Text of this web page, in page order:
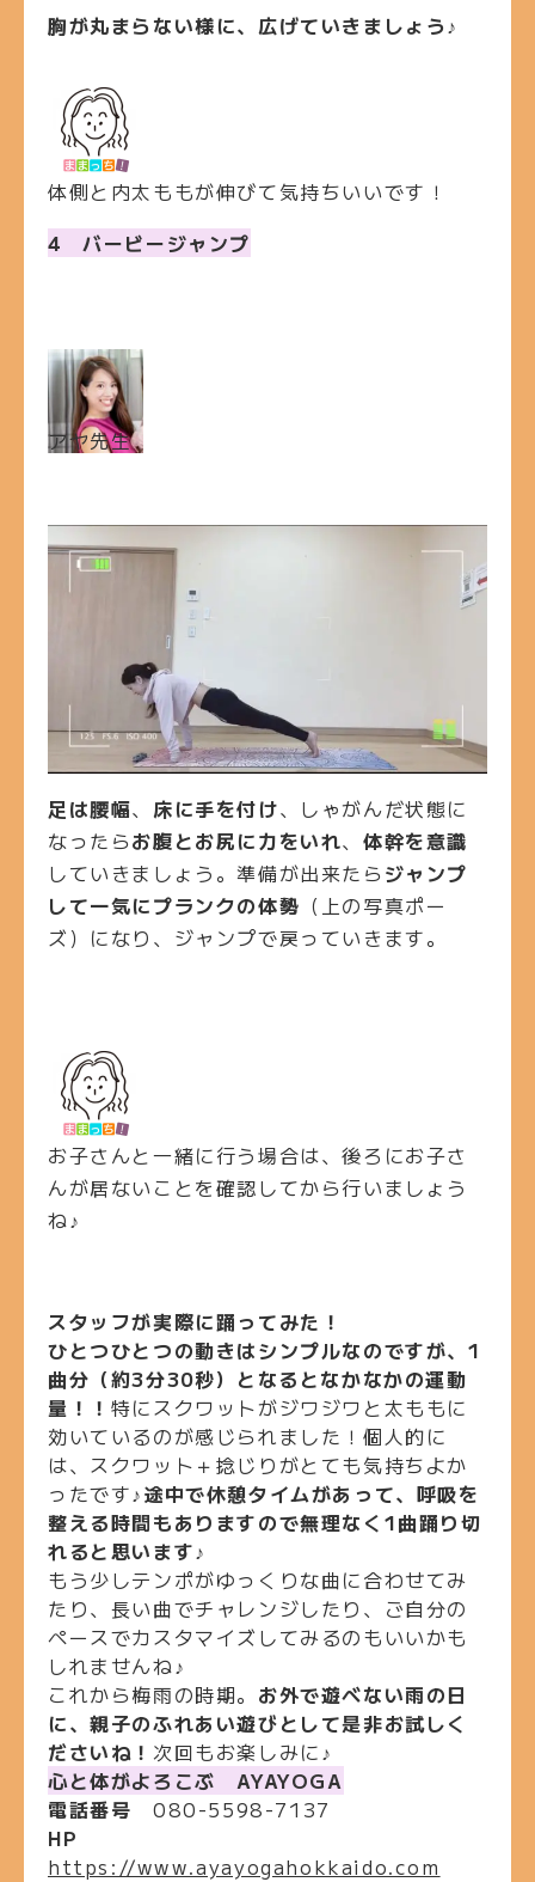
胸が丸まらない様に、広げていきましょう♪
体側と内太ももが伸びて気持ちいいです！
4 バービージャンプ
アヤ先生
足は腰幅、床に手を付け、しゃがんだ状態に
なったらお腹とお尻に力をいれ、体幹を意識
していきましょう。準備が出来たらジャンプ
して一気にプランクの体勢 （上の写真ポー
ズ）になり、ジャンプで戻っていきます。
お子さんと一緒に行う場合は、後ろにお子さ
んが居ないことを確認してから行いましょう
ね♪
スタッフが実際に踊ってみた！
ひとつひとつの動きはシンプルなのですが、1
曲分（約3分30秒）となるとなかなかの運動
量！！ 特にスクワットがジワジワと太ももに
効いているのが感じられました！個人的に
は、スクワット＋捻じりがとても気持ちよか
ったです♪途中で休憩タイムがあって、呼吸を
整える時間もありますので無理なく1曲踊り切
れると思います♪
もう少しテンポがゆっくりな曲に合わせてみ
たり、長い曲でチャレンジしたり、ご自分の
ペースでカスタマイズしてみるのもいいかも
しれませんね♪
これから梅雨の時期。 お外で遊べない雨の日
に、親子のふれあい遊びとして是非お試しく
ださいね！ 次回もお楽しみに♪
心と体がよろこぶ AYAYOGA
電話番号 080-5598-7137
HP
https://www.ayayogahokkaido.com